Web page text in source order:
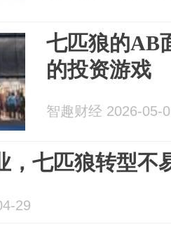
七匹狼的AB
的投资游戏
智趣财经 2026-05-
，七匹狼转型不
29